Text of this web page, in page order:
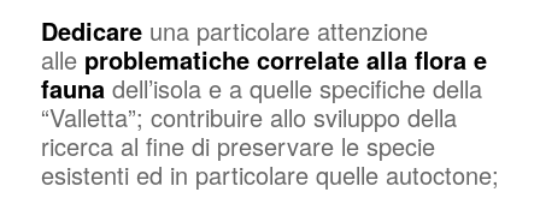
Dedicareuna particolare attenzione
alle problematiche correlate alla flora e
faunadell’isola e a quelle specifiche della
“Valletta”; contribuire allo sviluppo della
ricerca al fine di preservare le specie
esistenti ed in particolare quelle autoctone;